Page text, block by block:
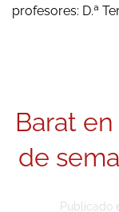
profesores: D.ª
Barat
de
Publicado